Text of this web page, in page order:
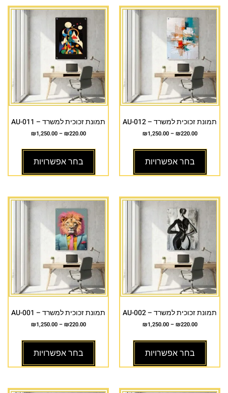
תמונת זכוכית למשרד – AU-012
₪220.00
–
₪1,250.00
בחר אפשרויות
תמונת זכוכית למשרד – AU-011
₪220.00
–
₪1,250.00
בחר אפשרויות
תמונת זכוכית למשרד – AU-002
₪220.00
–
₪1,250.00
בחר אפשרויות
תמונת זכוכית למשרד – AU-001
₪220.00
–
₪1,250.00
בחר אפשרויות